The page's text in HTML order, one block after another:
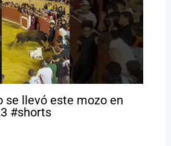
se llevó este mozo en
#shorts